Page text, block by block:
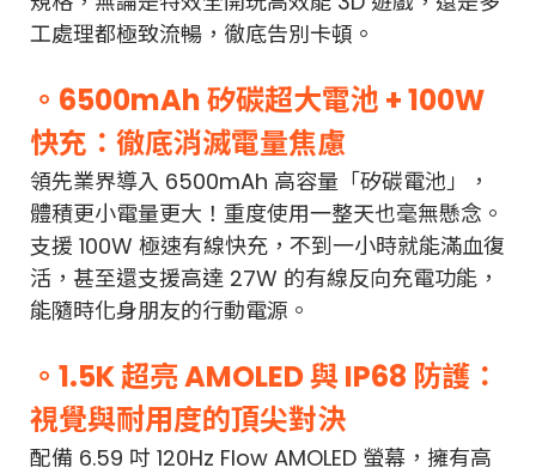
工處理都極致流暢，徹底告別卡頓。
。6500mAh 矽碳超大電池 + 100W
快充：徹底消滅電量焦慮
領先業界導入 6500mAh 高容量「矽碳電池」，
體積更小電量更大！重度使用一整天也毫無懸念。
支援 100W 極速有線快充，不到一小時就能滿血復
活，甚至還支援高達 27W 的有線反向充電功能，
能隨時化身朋友的行動電源。
。1.5K 超亮 AMOLED 與 IP68 防護：
視覺與耐用度的頂尖對決
配備 6.59 吋 120Hz Flow AMOLED 螢幕，擁有高